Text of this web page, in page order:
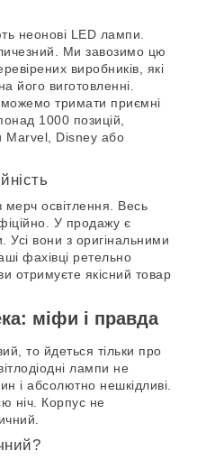
неонові LED лампи.
Ми завозимо цю
виробників, які
його виготовленні.
тримати приємні
1000 позицій,
Marvel, Disney або
мерч освітлення. Весь
У продажу є
Усі вони з оригінальними
фахівці ретельно
отримуєте якісний товар
міфи і правда
то йдеться тільки про
лампи не
і абсолютно нешкідливі.
ніч. Корпус не